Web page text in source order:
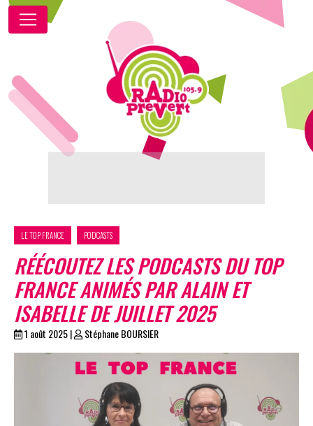
LE TOP FRANCE PODCASTS
RÉÉCOUTEZ LES PODCASTS DU TOP
FRANCE ANIMÉS PAR ALAIN ET
ISABELLE DE JUILLET 2025
1 août 2025| Stéphane BOURSIER